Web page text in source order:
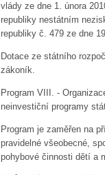
vlády ze dne 1. února
republiky nestátním
republiky č. 479 ze dne
Dotace ze státního
zákoník.
Program VIII. -
neinvestiční programy
Program je zaměřen na
pravidelné všeobecné,
pohybové činnosti dětí a